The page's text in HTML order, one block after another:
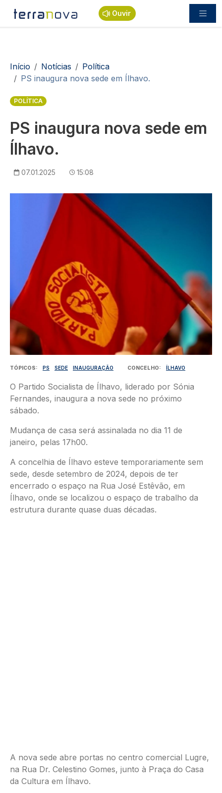
Passar para o conteúdo principal
Ouvir
Navegação estrutural
Início Notícias
Política
PS inaugura nova sede em Ílhavo.
POLÍTICA
PS inaugura nova sede em
Ílhavo.
07.01.2025 15:08
TÓPICOS PS SEDE INAUGURAÇÃO CONCELHO ÍLHAVO
O Partido Socialista de Ílhavo, liderado por Sónia
Fernandes, inaugura a nova sede no próximo
sábado.
Mudança de casa será assinalada no dia 11 de
janeiro, pelas 17h00.
A concelhia de Ílhavo esteve temporariamente sem
sede, desde setembro de 2024, depois de ter
encerrado o espaço na Rua José Estêvão, em
Ílhavo, onde se localizou o espaço de trabalho da
estrutura durante quase duas décadas.
A nova sede abre portas no centro comercial Lugre,
na Rua Dr. Celestino Gomes, junto à Praça do Casa
da Cultura em Ílhavo.